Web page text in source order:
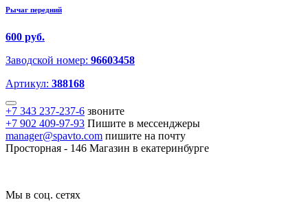
Рычаг передний
600 руб.
Заводской номер: 96603458
Артикул: 388168
+7 343 237-237-6 звоните
+7 902 409-97-93 Пишите в мессенджеры
manager@spavto.com пишите на почту
Просторная - 146 Магазин в екатеринбурге
Мы в соц. сетях